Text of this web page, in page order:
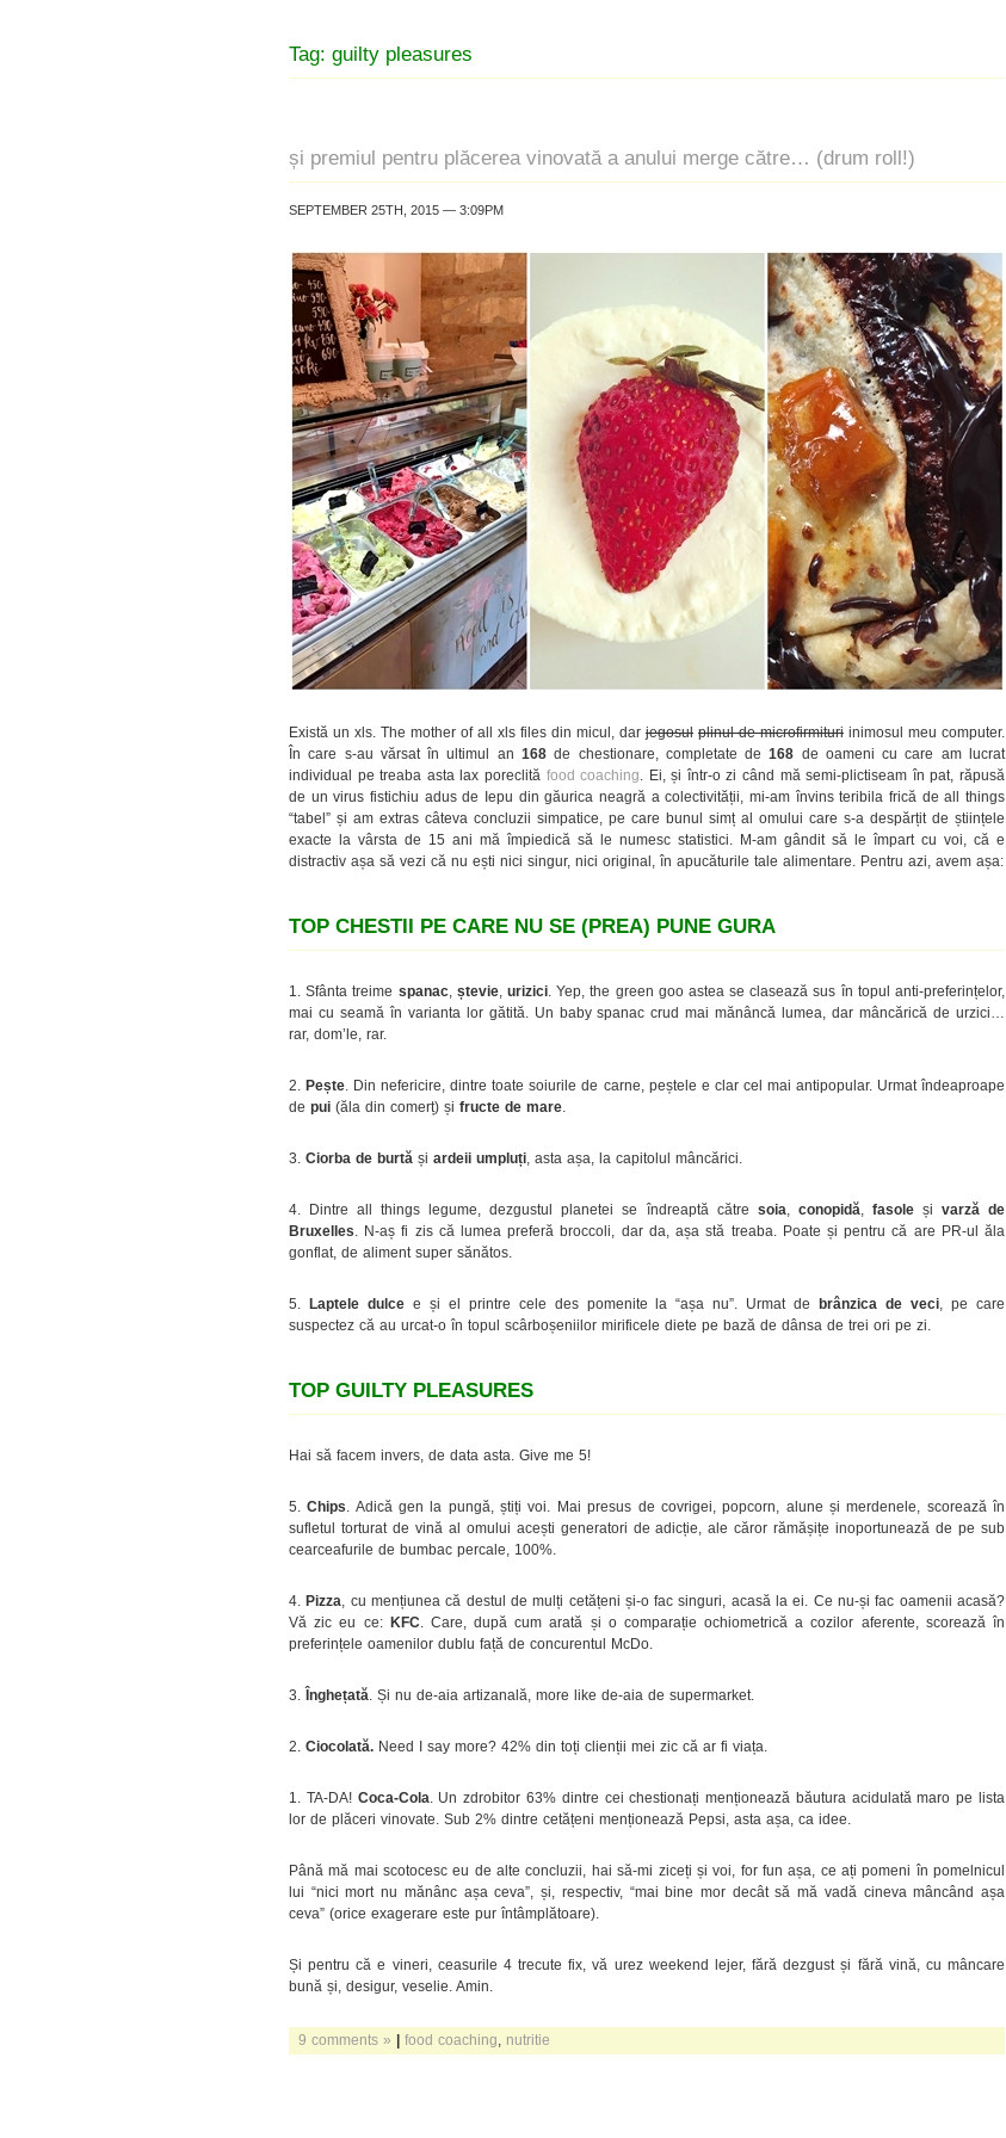
Tag: guilty pleasures
și premiul pentru plăcerea vinovată a anului merge către… (drum roll!)
SEPTEMBER 25TH, 2015 — 3:09PM
Există un xls. The mother of all xls files din micul, dar jegosul plinul de microfirmituri inimosul meu computer.
În care s-au vărsat în ultimul an 168de chestionare, completate de168 de oameni cu care am lucrat
individual pe treaba asta lax poreclită food coaching . Ei, și într-o zi când mă semi-plictiseam în pat, răpusă
de un virus fistichiu adus de Iepu din găurica neagră a colectivității, mi-am învins teribila frică de all things
“tabel” și am extras câteva concluzii simpatice, pe care bunul simț al omului care s-a despărțit de științele
exacte la vârsta de 15 ani mă împiedică să le numesc statistici. M-am gândit să le împart cu voi, că e
distractiv așa să vezi că nu ești nici singur, nici original, în apucăturile tale alimentare. Pentru azi, avem așa:
TOP CHESTII PE CARE NU SE (PREA) PUNE GURA
1. Sfânta treime spanac, ștevie, urizici. Yep, the green goo astea se clasează sus în topul anti-preferințelor,
mai cu seamă în varianta lor gătită. Un baby spanac crud mai mănâncă lumea, dar mâncărică de urzici…
rar, dom’le, rar.
2.Pește . Din nefericire, dintre toate soiurile de carne, peștele e clar cel mai antipopular. Urmat îndeaproape
de pui (ăla din comerț) și fructe de mare
3. Ciorba de burtă și ardeii umpluți , asta așa, la capitolul mâncărici.
4. Dintre all things legume, dezgustul planetei se îndreaptă către soia conopidă fasoleși varză de
Bruxelles . N-aș fi zis că lumea preferă broccoli, dar da, așa stă treaba. Poate și pentru că are PR-ul ăla
gonflat, de aliment super sănătos.
5. Laptele dulcee și el printre cele des pomenite la “așa nu”. Urmat debrânzica de veci , pe care
suspectez că au urcat-o în topul scârboșeniilor mirificele diete pe bază de dânsa de trei ori pe zi.
TOP GUILTY PLEASURES
Hai să facem invers, de data asta. Give me 5!
5.Chips
. Adică gen la pungă, știți voi. Mai presus de covrigei, popcorn, alune și merdenele, scorează în
sufletul torturat de vină al omului acești generatori de adicție, ale căror rămășițe inoportunează de pe sub
cearceafurile de bumbac percale, 100%.
4.Pizza
, cu mențiunea că destul de mulți cetățeni și-o fac singuri, acasă la ei. Ce nu-și fac oamenii acasă?
Vă zic eu ce: KFC. Care, după cum arată și o comparație ochiometrică a cozilor aferente, scorează în
preferințele oamenilor dublu față de concurentul McDo.
3. Înghețată . Și nu de-aia artizanală, more like de-aia de supermarket.
2. Ciocolată. Need I say more? 42% din toți clienții mei zic că ar fi viața.
1. TA-DA! Coca-Cola . Un zdrobitor 63% dintre cei chestionați menționează băutura acidulată maro pe lista
lor de plăceri vinovate. Sub 2% dintre cetățeni menționează Pepsi, asta așa, ca idee.
Până mă mai scotocesc eu de alte concluzii, hai să-mi ziceți și voi, for fun așa, ce ați pomeni în pomelnicul
lui “nici mort nu mănânc așa ceva”, și, respectiv, “mai bine mor decât să mă vadă cineva mâncând așa
ceva” (orice exagerare este pur întâmplătoare).
Și pentru că e vineri, ceasurile 4 trecute fix, vă urez weekend lejer, fără dezgust și fără vină, cu mâncare
bună și, desigur, veselie. Amin.
9 comments » | food coaching nutritie